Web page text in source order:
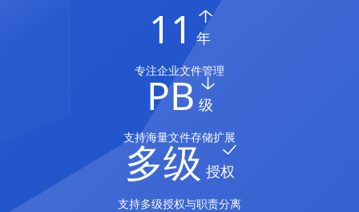
11 年
专注企业文件管理
PB 级
支持海量文件存储扩展
多级 授权
支持多级授权与职责分离